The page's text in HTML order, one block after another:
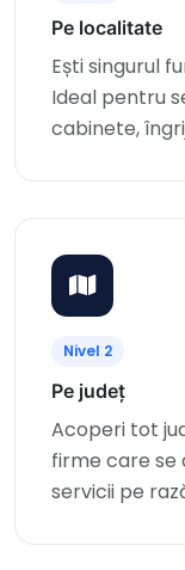
Pe localitate
Ești singurul
Ideal pentru
cabinete,
Nivel 2
Pe județ
Acoperi tot
firme care se
servicii pe